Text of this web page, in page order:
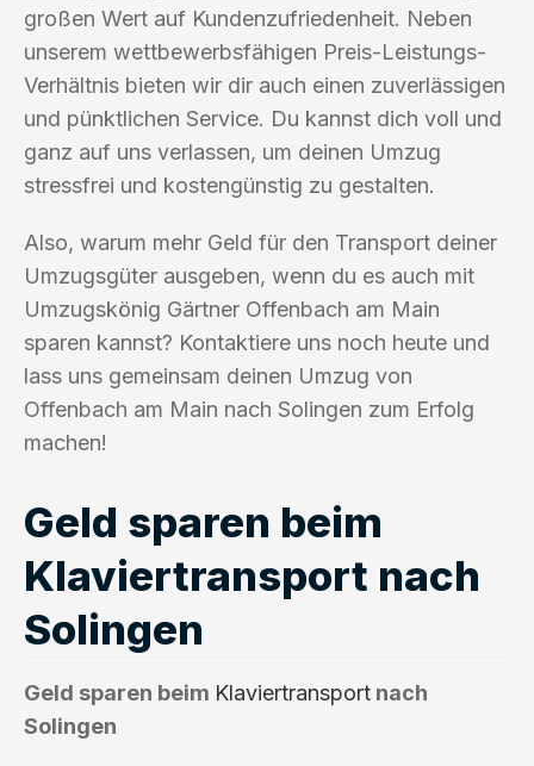
großen Wert auf Kundenzufriedenheit. Neben
unserem wettbewerbsfähigen Preis-Leistungs-
Verhältnis bieten wir dir auch einen zuverlässigen
und pünktlichen Service. Du kannst dich voll und
ganz auf uns verlassen, um deinen Umzug
stressfrei und kostengünstig zu gestalten.
Also, warum mehr Geld für den Transport deiner
Umzugsgüter ausgeben, wenn du es auch mit
Umzugskönig Gärtner Offenbach am Main
sparen kannst? Kontaktiere uns noch heute und
lass uns gemeinsam deinen Umzug von
Offenbach am Main nach Solingen zum Erfolg
machen!
Geld sparen beim
Klaviertransport nach
Solingen
Geld sparen beim Klaviertransport nach
Solingen